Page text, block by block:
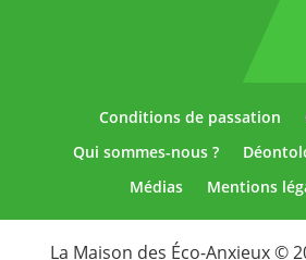
Conditions de passation
Qui sommes-nous ?
Médias
Mentions
La Maison des Éco-Anxieux ©